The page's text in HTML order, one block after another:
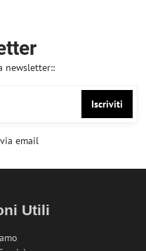
newsletter::
Iscriviti
email
Utili